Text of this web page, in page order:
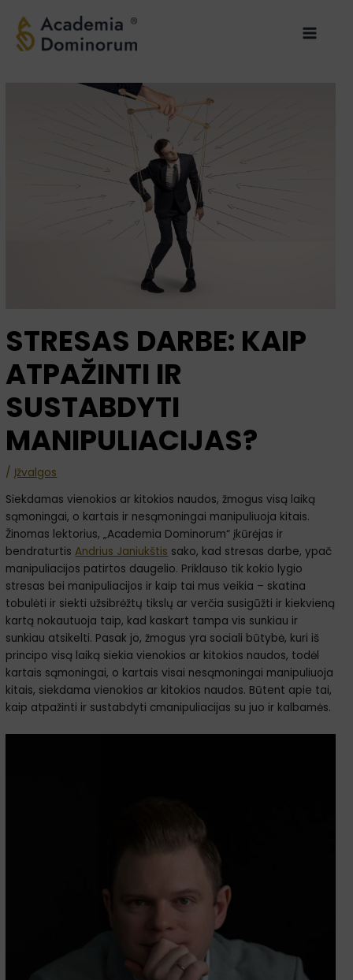
prie
turinio
Menu
STRESAS DARBE: KAIP
ATPAŽINTI IR
SUSTABDYTI
MANIPULIACIJAS?
/Įžvalgos
Siekdamas vienokios ar kitokios naudos, žmogus visą laiką
sąmoningai, o kartais ir nesąmoningai manipuliuoja kitais.
Žinomas lektorius, „Academia Dominorum“ įkūrėjas ir
bendraturtisAndrius Janiukštis sako, kad stresas darbe, ypač
manipuliacijos patirtos daugelio. Priklauso tik kokio lygio
stresas bei manipuliacijos ir kaip tai mus veikia – skatina
tobulėti ir siekti užsibrėžtų tikslų ar verčia susigūžti ir kiekvieną
kartą nokautuoja taip, kad kaskart tampa vis sunkiau ir
sunkiau atsikelti. Pasak jo, žmogus yra sociali būtybė, kuri iš
principo visą laiką siekia vienokios ar kitokios naudos, todėl
kartais sąmoningai, o kartais visai nesąmoningai manipuliuoja
kitais, siekdama vienokios ar kitokios naudos. Būtent apie tai,
kaip atpažinti ir sustabdyti cmanipuliacijas su juo ir kalbamės.